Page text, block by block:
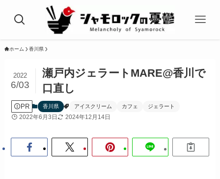
ホーム 香川県
瀬戸内ジェラートMARE@香川で
口直し
2022
6/03
PR 香川県 アイスクリーム カフェ ジェラート
2022年6月3日 2024年12月14日